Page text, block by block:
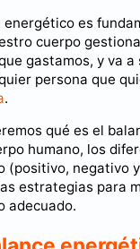
energético es
cuerpo
gastamos, y va a
persona que
.
qué es el
humano, los
(positivo, negativo
estrategias para
adecuado.